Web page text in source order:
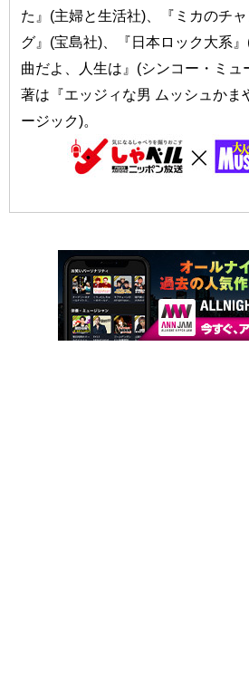
た』(主婦と生活社)、『ミカのチ
グ』(宝島社)、『日本ロック大系
曲だよ、人生は』(シンコー・ミュ
著は『エッジィな男 ムッシュかま
ージック)。